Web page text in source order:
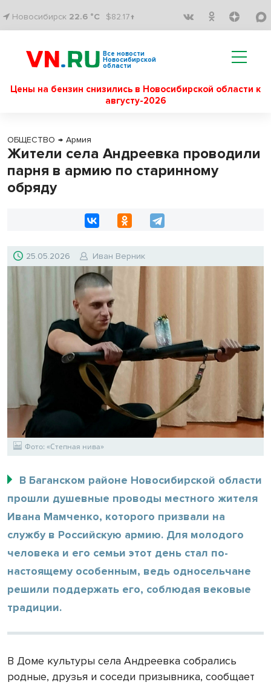
Новосибирск 22.6 °C $82.17↑
Все новости
Новосибирской
области
Цены на бензин снизились в Новосибирской области к
августу-2026
ОБЩЕСТВО → Армия
Жители села Андреевка проводили
парня в армию по старинному
обряду
25.05.2026 Иван Верник
Фото: «Степная нива»
В Баганском районе Новосибирской области
прошли душевные проводы местного жителя
Ивана Мамченко, которого призвали на
службу в Российскую армию. Для молодого
человека и его семьи этот день стал по-
настоящему особенным, ведь односельчане
решили поддержать его, соблюдая вековые
традиции.
В Доме культуры села Андреевка собрались
родные, друзья и соседи призывника, сообщает